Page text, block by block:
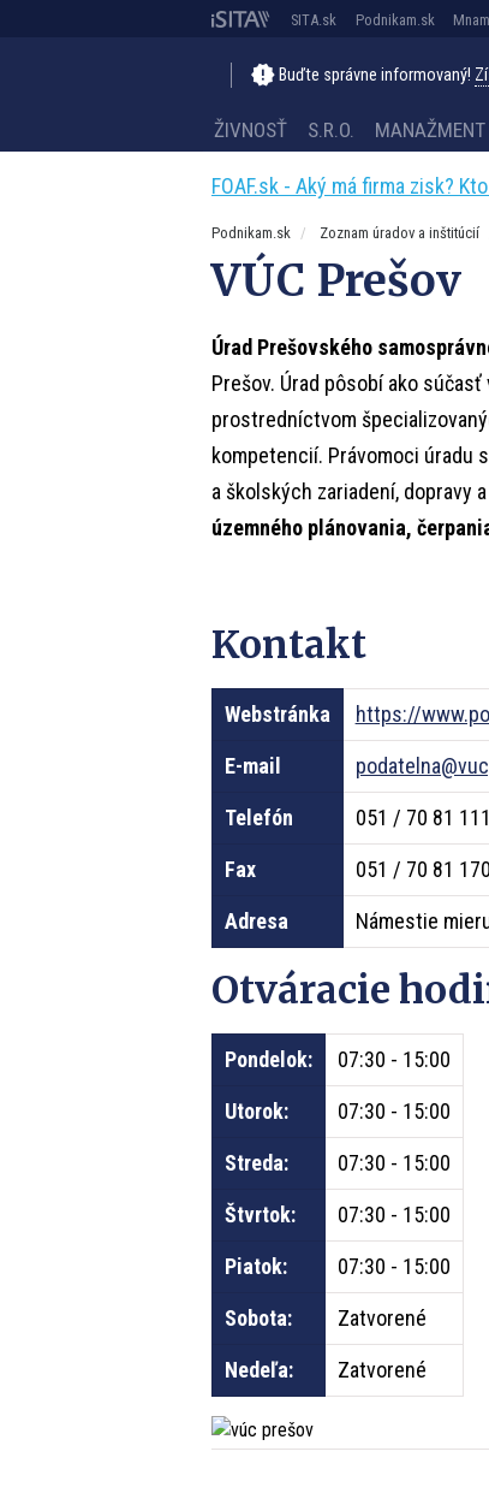
SITA.sk Podnikam.sk
Buďte správne informovaný!
ŽIVNOSŤ S.R.O. MANAŽMENT
FOAF.sk - Aký má firma zisk?
Podnikam.sk Zoznam úradov a inštitúcií
VÚC Prešov
Úrad Prešovského
Prešov. Úrad pôsobí ako
prostredníctvom
kompetencií. Právomoci úradu
a školských zariadení, dopravy
územného plánovania,
Kontakt
Webstránka https://
E-mail
Telefón 051 / 70 81 111
Fax 051 / 70 81 170
Adresa Námestie
Otváracie
Pondelok: 07:30 - 15:00
Utorok: 07:30 - 15:00
Streda: 07:30 - 15:00
Štvrtok: 07:30 - 15:00
Piatok: 07:30 - 15:00
Sobota: Zatvorené
Nedeľa: Zatvorené